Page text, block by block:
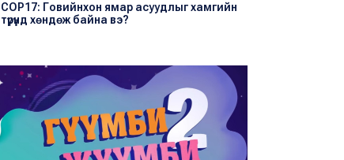
COP17: Говийнхон ямар асуудлыг хамгийн
түрүүнд хөндөж байна вэ?